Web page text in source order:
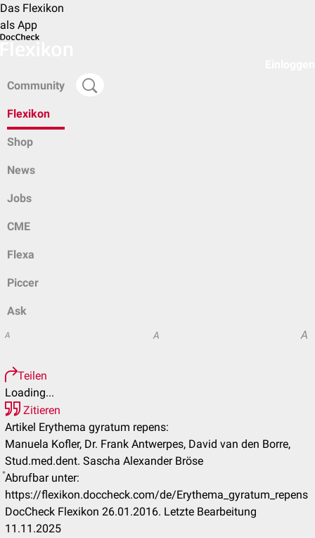
Das Flexikon
als App
Community
Flexikon
Shop
News
Jobs
CME
Flexa
Piccer
Ask
A A A
Teilen
Loading...
Zitieren
Artikel Erythema gyratum repens:
Manuela Kofler, Dr. Frank Antwerpes, David van den Borre,
Stud.med.dent. Sascha Alexander Bröse
Abrufbar unter:
https://flexikon.doccheck.com/de/Erythema_gyratum_repens
DocCheck Flexikon 26.01.2016. Letzte Bearbeitung
11.11.2025